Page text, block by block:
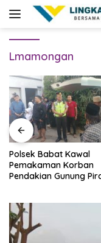
Lmamongan
Polsek Babat Kawal
Pemakaman Korban
Pendakian Gunung